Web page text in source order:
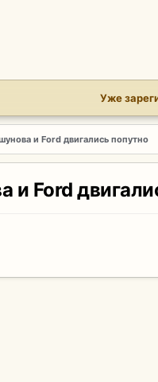
Уже
и Ford двигались попутно
Ford